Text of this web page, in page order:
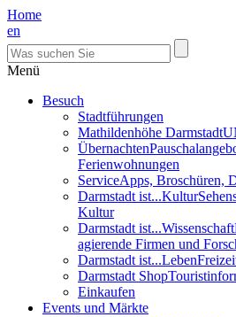
Home
en
Menü
Besuch
Stadtführungen
Mathildenhöhe Darmstadt
Übernachten
Ferienwohnungen
ServiceApps, Broschüren,
Darmstadt ist...Kultur
Kultur
Darmstadt ist...Wissenschaft
agierende Firmen und
Darmstadt ist...Leben
Darmstadt Shop
Einkaufen
Events und Märkte